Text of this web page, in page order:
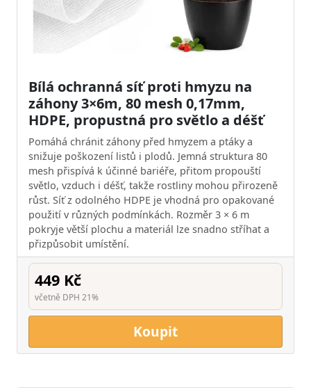
Bílá ochranná síť proti hmyzu na
záhony 3×6m, 80 mesh 0,17mm,
HDPE, propustná pro světlo a déšť
Pomáhá chránit záhony před hmyzem a ptáky a
snižuje poškození listů i plodů. Jemná struktura 80
mesh přispívá k účinné bariéře, přitom propouští
světlo, vzduch i déšť, takže rostliny mohou přirozeně
růst. Síť z odolného HDPE je vhodná pro opakované
použití v různých podmínkách. Rozměr 3 × 6 m
pokryje větší plochu a materiál lze snadno stříhat a
přizpůsobit umístění.
449 Kč
včetně DPH 21%
Koupit